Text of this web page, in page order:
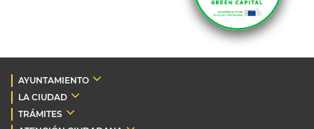
AYUNTAMIENTO
LA CIUDAD
TRÁMITES